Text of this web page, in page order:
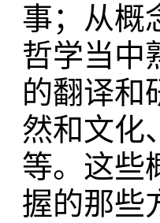
事；从概
哲学当中
的翻译和
然和文化
等。这些
握的那些